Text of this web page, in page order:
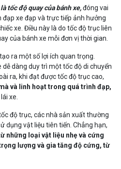
tốc độ quay của bánh xe,đóng vai
xe đạp và trực tiếp ảnh hưởng
xe. Điều này là do tốc độ trục liên
của bánh xe mỗi đơn vị thời gian.
ra một số lợi ích quan trọng.
dàng duy trì một tốc độ di chuyển
ra, khi đạt được tốc độ trục cao,
và linh hoạt trong quá trình đạp,
xe.
độ trục, các nhà sản xuất thường
dụng vật liệu tiên tiến. Chẳng hạn,
những loại vật liệu nhẹ và cứng
lượng và gia tăng độ cứng, từ